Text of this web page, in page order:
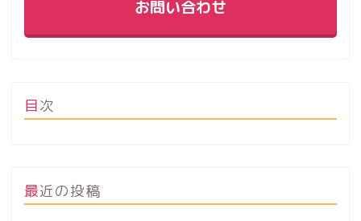
お問い合わせ
目次
最近の投稿